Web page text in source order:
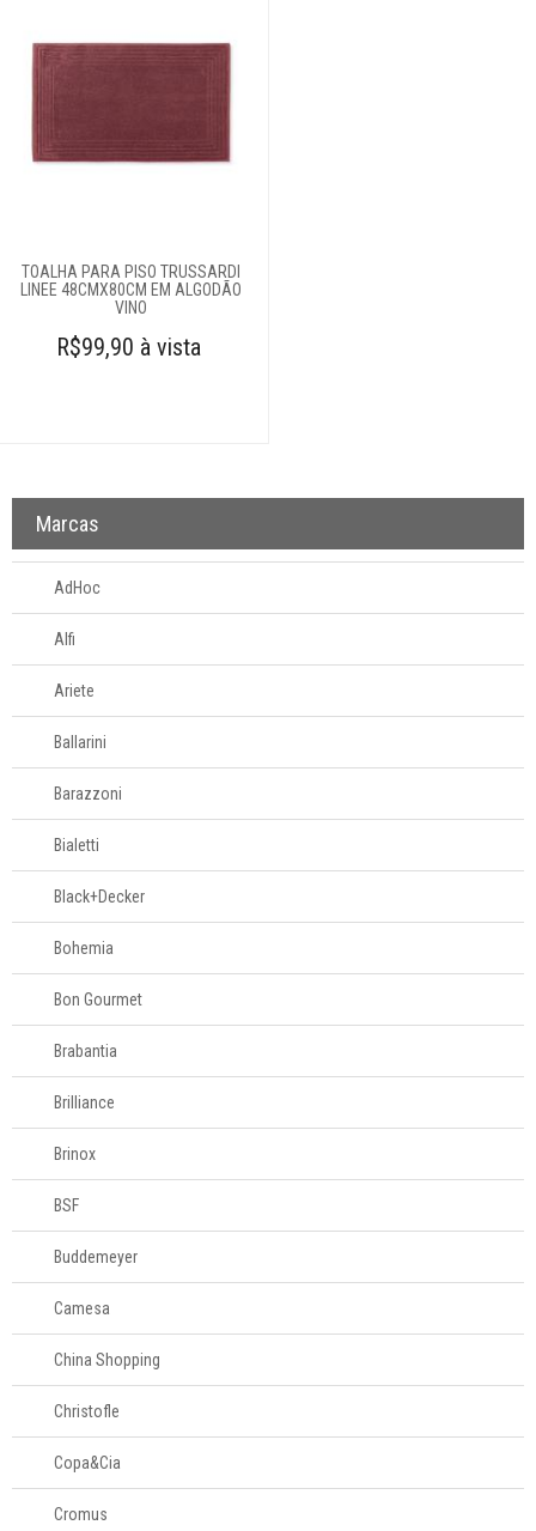
TOALHA PARA PISO TRUSSARDI
LINEE 48CMX80CM EM ALGODÃO
VINO
R$99,90 à vista
Marcas
AdHoc
Alfi
Ariete
Ballarini
Barazzoni
Bialetti
Black+Decker
Bohemia
Bon Gourmet
Brabantia
Brilliance
Brinox
BSF
Buddemeyer
Camesa
China Shopping
Christofle
Copa&Cia
Cromus